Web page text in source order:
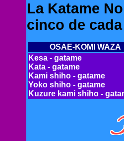
La Katame
cinco de
OSAE-KOMI WAZA
Kesa - gatame
Kata - gatame
Kami shiho - gatame
Yoko shiho - gatame
Kuzure kami shiho -